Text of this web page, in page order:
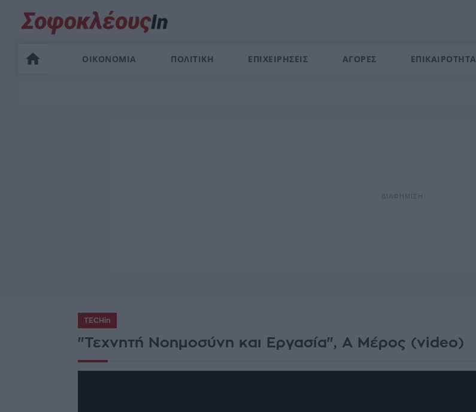
ΟΙΚΟΝΟΜΙΑ ΠΟΛΙΤΙΚΗ ΕΠΙΧΕΙΡΗΣΕΙΣ ΑΓΟΡΕΣ ΕΠΙΚΑΙΡΟΤΗΤΑ
TECHin
"Τεχνητή Νοημοσύνη και Εργασία", Α Μέρος (video)